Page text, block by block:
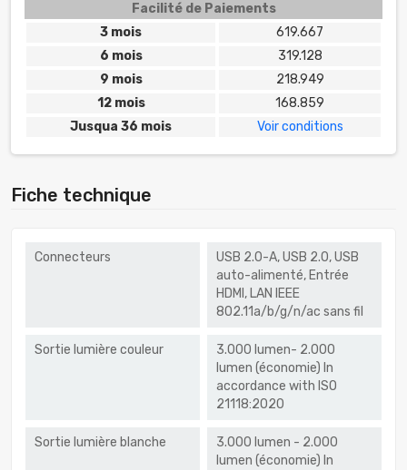
Facilité de Paiements
3 mois
619.667
6 mois
319.128
9 mois
218.949
12 mois
168.859
Jusqua 36 mois
Voir conditions
Fiche technique
Connecteurs
USB 2.0-A, USB 2.0, USB
auto-alimenté, Entrée
HDMI, LAN IEEE
802.11a/b/g/n/ac sans fil
Sortie lumière couleur
3.000 lumen- 2.000
lumen (économie) In
accordance with ISO
21118:2020
Sortie lumière blanche
3.000 lumen - 2.000
lumen (économie) In